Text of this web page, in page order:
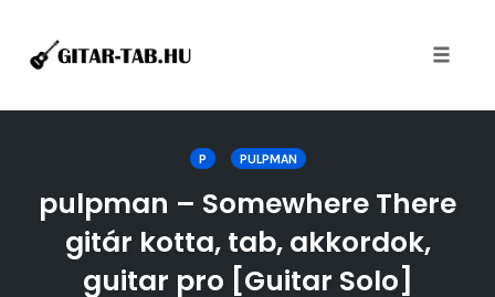
P PULPMAN
pulpman – Somewhere There
gitár kotta, tab, akkordok,
guitar pro [Guitar Solo]